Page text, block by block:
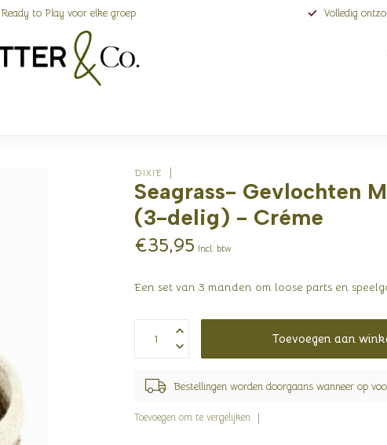
Ready to Play voor elke groep Volledig
DIXIE
Seagrass- Gevlochten
(3-delig) - Créme
€35,95 Incl. btw
Een set van 3 manden om loose parts en
Toevoegen aan
Bestellingen worden doorgaans wanneer op
Toevoegen om te vergelijken